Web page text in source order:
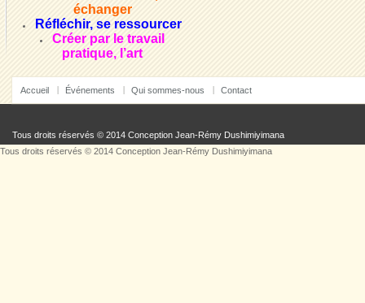
échanger
Réfléchir, se ressourcer
Créer par le travail
pratique, l’art
Accueil Événements Qui sommes-nous Contact
Tous droits réservés © 2014 Conception Jean-Rémy Dushimiyimana
Tous droits réservés © 2014 Conception Jean-Rémy Dushimiyimana